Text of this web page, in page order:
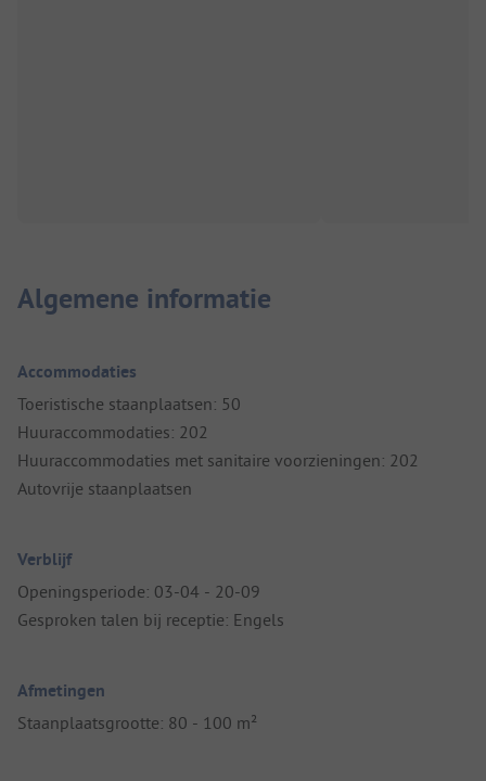
Algemene informatie
Accommodaties
Toeristische staanplaatsen: 50
Huuraccommodaties: 202
Huuraccommodaties met sanitaire voorzieningen: 202
Autovrije staanplaatsen
Verblijf
Openingsperiode: 03-04 - 20-09
Gesproken talen bij receptie: Engels
Afmetingen
Staanplaatsgrootte: 80 - 100 m²